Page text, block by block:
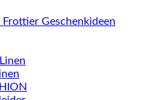
Frottier Geschenkideen